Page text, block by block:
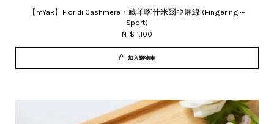
【mYak】Fior di Cashmere・藏羊喀什米爾亞麻線 (Fingering～
Sport)
NT$ 1,100
加入購物車